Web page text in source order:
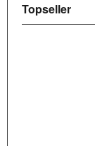
Topseller